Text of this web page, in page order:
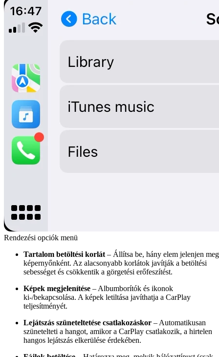
Rendezési opciók menü
Tartalom betöltési korlát – Állítsa be, hány elem jelenjen meg
képernyőnként. Az alacsonyabb korlátok javítják a betöltési
sebességet és csökkentik a görgetési erőfeszítést.
Képek megjelenítése – Albumborítók és ikonok
ki-/bekapcsolása. A képek letiltása javíthatja a CarPlay
teljesítményét.
Lejátszás szüneteltetése csatlakozáskor – Automatikusan
szünetelteti a hangot, amikor a CarPlay csatlakozik, a hirtelen
hangos lejátszás elkerülése érdekében.